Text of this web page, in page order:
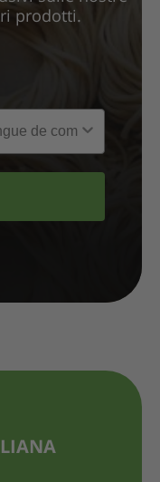
prodotti.